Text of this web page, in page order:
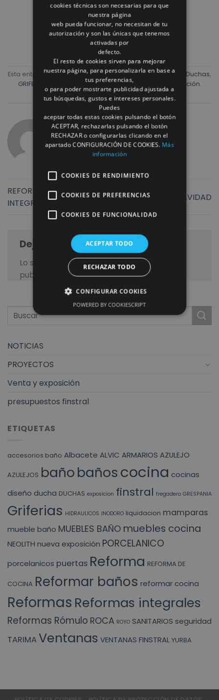
Esta entrada fue publicada en Baños,accesorios baño Duchas,
GRIFERIAS
Muebles baño,PROYECTOS Venta y exposición.
Marque como favorito elEnlace permanente
REFORMAS ROMULO
REFORMA VIVIENDA
INTEGRAL
FELIZ NAVIDAD
Deja una respuesta
Lo siento, debes estarconectadopara
publicar un comentario.
NOTICIAS
PROYECTOS
Venta y exposición
presupuestos finstral
ETIQUETAS
accesorios baño Albacete ALVIC ARMARIOS AZULEJO
AZULEJOS bañobañoscocina cocinas
diseño ducha DUCHAS exposicion finstral fregadero GRESPANIA
Griferias HIDRAULICOS INODORO liquidacion mamparas
mueble baño MUEBLES BAÑO muebles cocina
NEOLITH nueva exposición PORCELANICO
porcelanicos puertas Reforma REFORMA DE
COCINA Reformar baños reformar cocina
Reformas Reformas integrales
Reformas Rómulo ROCA ROYO SANITARIOS seguridad
TARIMAVentanas VENTANAS FINSTRAL YURBA
cookies técnicas son necesarias para que
nuestra página
web pueda funcionar, no necesitan de tu
autorización y son las únicas que tenemos
activadas por
defecto.
El resto de cookies sirven para mejorar
nuestra página, para personalizarla en base a
tus preferencias,
o para poder mostrarte publicidad ajustada a
tus búsquedas, gustos e intereses personales.
Puedes
aceptar todas estas cookies pulsando el botón
ACEPTAR, rechazarlas pulsando el botón
RECHAZAR o configurarlas clicando en el
apartado CONFIGURACIÓN DE COOKIES. Más
información
COOKIES DE RENDIMIENTO
COOKIES DE PREFERENCIAS
COOKIES DE FUNCIONALIDAD
ACEPTAR TODO
RECHAZAR TODO
CONFIGURAR COOKIES
POWERED BY COOKIESCRIPT